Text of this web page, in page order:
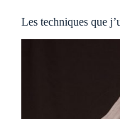
Les techniques que